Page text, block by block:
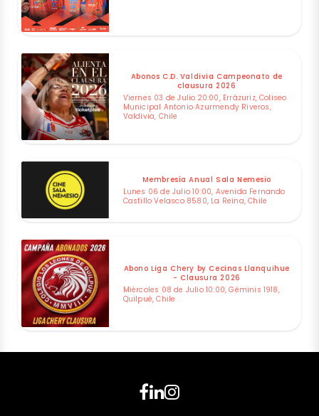
Abonos C.D. Valdivia Campeonato de
clausura 2026
Viernes 03 de Julio 20:00, Errázuriz, Coliseo
Municipal Antonio Azurmendy Riveros,
Valdivia, Chile
Membresía Anual Sala Nemesio
Lunes 06 de Julio 10:00, Avenida Fernando
Castillo Velasco 8580, La Reina, Chile
Abono Liga Chery by Cecinas Llanquihue
- Clausura 2026
Miércoles 08 de Julio 10:00, Géminis 1918,
Quilpué, Chile